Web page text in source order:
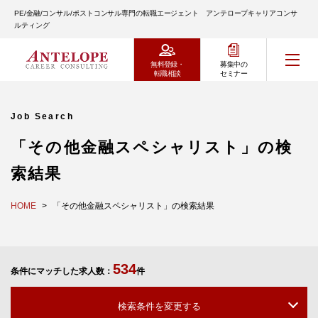
PE/金融/コンサル/ポストコンサル専門の転職エージェント アンテロープキャリアコンサ
ルティング
無料登録・
転職相談
募集中の
セミナー
Job Search
「その他金融スペシャリスト」の検
索結果
HOME 「その他金融スペシャリスト」の検索結果
条件にマッチした求人数： 534件
検索条件を変更する